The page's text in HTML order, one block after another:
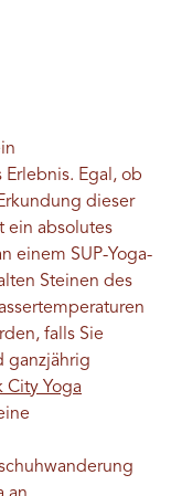
Egal, ob
dieser
ein absolutes
einem SUP-Yoga-
Steinen des
falls Sie
ganzjährig
City Yoga